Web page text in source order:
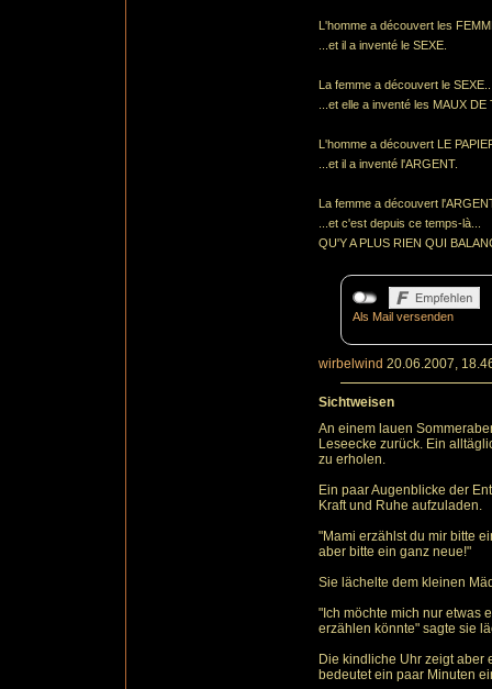
L'homme a découvert les
...et il a inventé le SEXE.
La femme a découvert le
...et elle a inventé les MAUX DE
L'homme a découvert LE
...et il a inventé l'ARGENT.
La femme a découvert
...et c'est depuis ce temps-là...
QU'Y A PLUS RIEN QUI
Als Mail versenden
wirbelwind 20.06.2007,
Sichtweisen
An einem lauen
Leseecke zurück. Ein
zu erholen.
Ein paar Augenblicke der
Kraft und Ruhe aufzuladen.
"Mami erzählst du mir bitte
aber bitte ein ganz neue!"
Sie lächelte dem kleinen
"Ich möchte mich nur etwas
erzählen könnte" sagte sie
Die kindliche Uhr zeigt aber
bedeutet ein paar Minuten